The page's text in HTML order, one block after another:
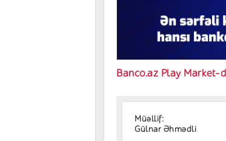
Banco.az Play Market-
Müəllif:
Gülnar Əhmədli